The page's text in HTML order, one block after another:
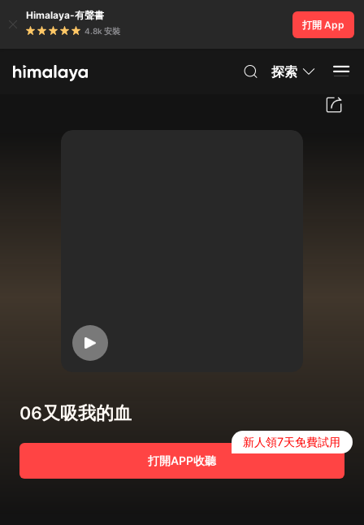
Himalaya-有聲書
4.8k 安裝
打開 App
探索
06又吸我的血
打開APP收聽
新人領7天免費試用